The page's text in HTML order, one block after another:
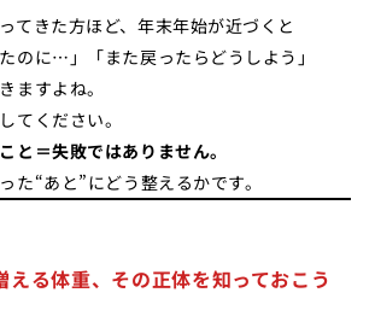
てきた方ほど、年末年始が近づくと
のに…」「また戻ったらどうしよう」
ますよね。
てください。
と＝失敗ではありません。
た“あと”にどう整えるかです。
える体重、その正体を知っておこう